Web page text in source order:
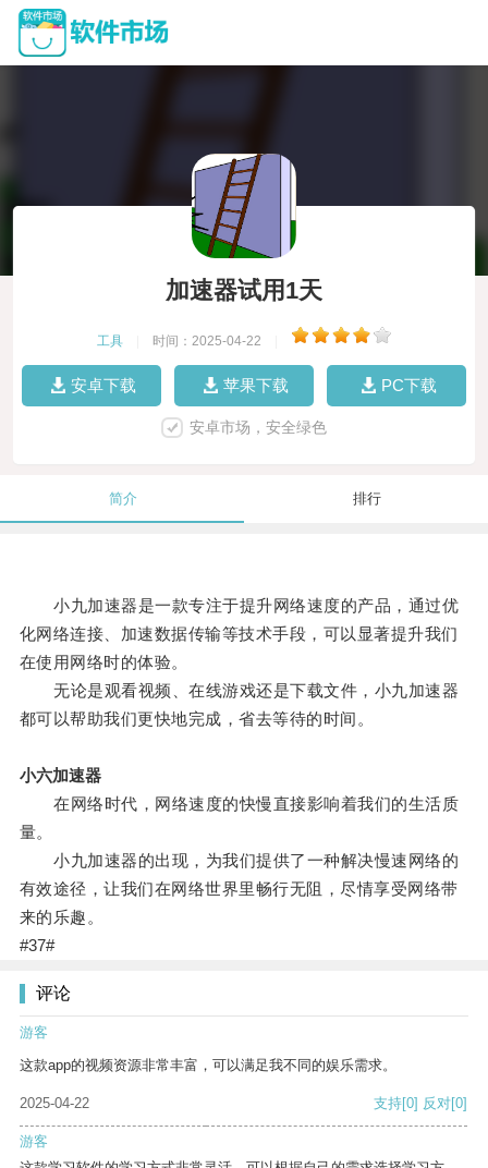
加速器试用1天
工具 时间：2025-04-22
安卓下载 苹果下载 PC下载
安卓市场，安全绿色
简介 排行
小九加速器是一款专注于提升网络速度的产品，通过优
化网络连接、加速数据传输等技术手段，可以显著提升我们
在使用网络时的体验。
无论是观看视频、在线游戏还是下载文件，小九加速器
都可以帮助我们更快地完成，省去等待的时间。
小六加速器
在网络时代，网络速度的快慢直接影响着我们的生活质
量。
小九加速器的出现，为我们提供了一种解决慢速网络的
有效途径，让我们在网络世界里畅行无阻，尽情享受网络带
来的乐趣。
#37#
评论
游客
这款app的视频资源非常丰富，可以满足我不同的娱乐需求。
2025-04-22 支持[0] 反对[0]
游客